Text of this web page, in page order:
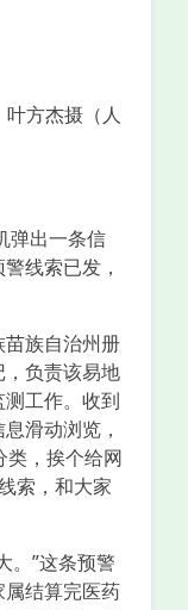
方杰摄（人
出一条信
线索已发，
族自治州册
负责该易地
工作。收到
滑动浏览，
类，挨个给网
索，和大家
”这条预警
结算完医药